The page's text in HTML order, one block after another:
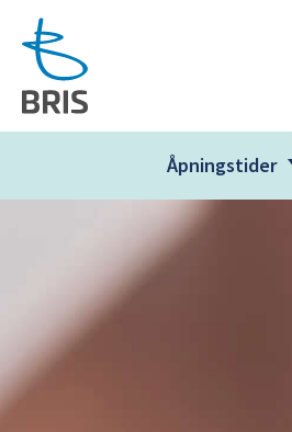
Åpningstider